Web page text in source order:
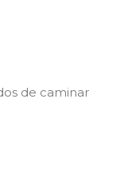
de caminar